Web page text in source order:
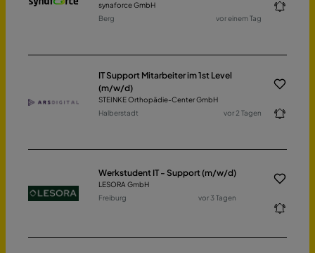
synaforce GmbH
Berg
vor einem Tag
IT Support Mitarbeiter im 1st Level
(m/w/d)
STEINKE Orthopädie-Center GmbH
Halberstadt
vor 2 Tagen
Werkstudent IT - Support (m/w/d)
LESORA GmbH
Freiburg
vor 3 Tagen